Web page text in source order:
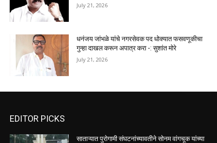
July 21, 2026
धनंजय जांभळे यांचे नगरसेवक पद धोक्यात फसवणूकीचा
गुन्हा दाखल करून अपात्र करा -: सुशांत मोरे
July 21, 2026
EDITOR PICKS
साताऱ्यात पुरोगामी संघटनांच्यावतीने सोनम वांगचूक यांच्या